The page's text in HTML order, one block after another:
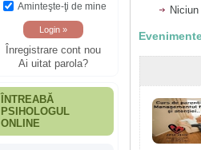
Aminteşte-ţi de mine
Înregistrare cont nou
Ai uitat parola?
ÎNTREABĂ
PSIHOLOGUL
ONLINE